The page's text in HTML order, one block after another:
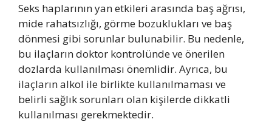
Seks haplarının yan etkileri arasında baş ağrısı,
mide rahatsızlığı, görme bozuklukları ve baş
dönmesi gibi sorunlar bulunabilir. Bu nedenle,
bu ilaçların doktor kontrolünde ve önerilen
dozlarda kullanılması önemlidir. Ayrıca, bu
ilaçların alkol ile birlikte kullanılmaması ve
belirli sağlık sorunları olan kişilerde dikkatli
kullanılması gerekmektedir.